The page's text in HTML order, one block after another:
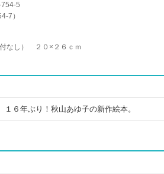
5
7 ）
なし） ２０×２６ｃｍ
６年ぶり！秋山あゆ子の新作絵本。